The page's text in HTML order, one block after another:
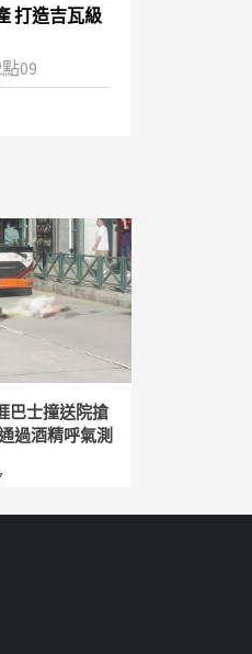
打造吉瓦級
09
巴士撞送院搶
過酒精呼氣測